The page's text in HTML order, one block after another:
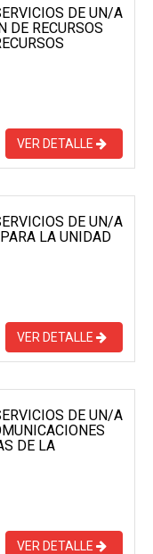
DE UN/A
DE RECURSOS
VER DETALLE
DE UN/A
LA UNIDAD
VER DETALLE
DE UN/A
DE LA
VER DETALLE